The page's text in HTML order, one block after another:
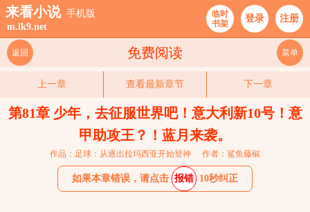
来看小说 手机版
m.lk9.net
临时
书架
登录 注册
免费阅读
返回 菜单
上一章 查看最新章节 下一章
第81章 少年，去征服世界吧！意大利新10号！意
甲助攻王？！蓝月来袭。
作品：足球：从逐出拉玛西亚开始登神 作者：鲨鱼藤椒
如果本章错误，请点击 报错 10秒纠正